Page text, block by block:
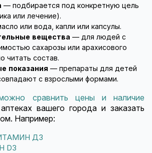
— подбирается под конкретную цель
или лечение).
или вода, капли или капсулы.
вещества — для людей с
сахарозы или арахисового
читать состав.
показания — препараты для детей
с взрослыми формами.
сравнить цены и наличие
вашего города и заказать
Например:
Д3
D3